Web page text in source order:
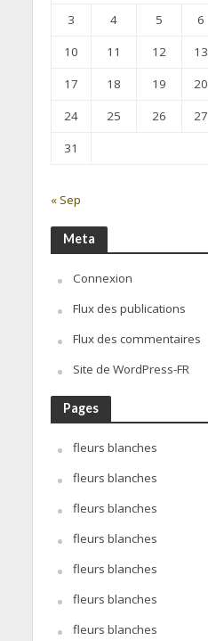
3
4 5 6
10
11 12 13
17
18 19 20
24
25 26 27
31
« Sep
Meta
Connexion
Flux des publications
Flux des commentaires
Site de WordPress-FR
Pages
fleurs blanches
fleurs blanches
fleurs blanches
fleurs blanches
fleurs blanches
fleurs blanches
fleurs blanches